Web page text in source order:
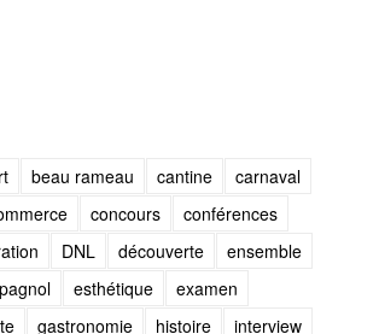
beau rameau cantine
carnaval
concours
conférences
DNL découverte
ensemble
esthétique
examen
gastronomie histoire
interview